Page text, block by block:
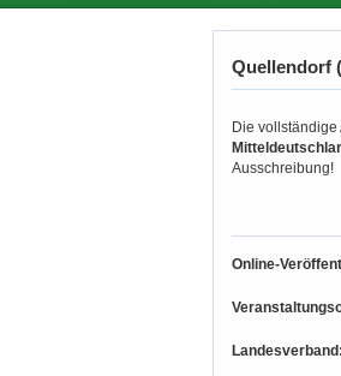
Quellendorf
Die
Ausschreibung!
Online-
Landesverband: